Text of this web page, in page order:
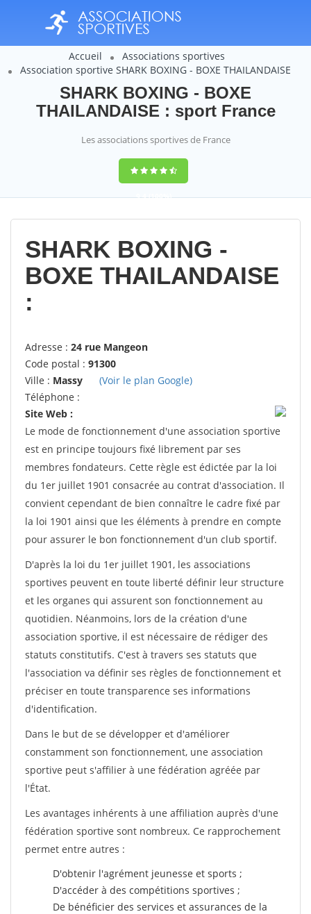
Accueil
Associations sportives
Association sportive SHARK BOXING - BOXE THAILANDAISE
SHARK BOXING - BOXE
THAILANDAISE : sport France
Les associations sportives de France
9,4(100%)
14358votes
SHARK BOXING -
BOXE THAILANDAISE
:
Adresse : 24 rue Mangeon
Code postal : 91300
Ville : Massy
(Voir le plan Google)
Téléphone :
Site Web :
Le mode de fonctionnement d'une association sportive
est en principe toujours fixé librement par ses
membres fondateurs. Cette règle est édictée par la loi
du 1er juillet 1901 consacrée au contrat d'association. Il
convient cependant de bien connaître le cadre fixé par
la loi 1901 ainsi que les éléments à prendre en compte
pour assurer le bon fonctionnement d'un club sportif.
D'après la loi du 1er juillet 1901, les associations
sportives peuvent en toute liberté définir leur structure
et les organes qui assurent son fonctionnement au
quotidien. Néanmoins, lors de la création d'une
association sportive, il est nécessaire de rédiger des
statuts constitutifs. C'est à travers ses statuts que
l'association va définir ses règles de fonctionnement et
préciser en toute transparence ses informations
d'identification.
Dans le but de se développer et d'améliorer
constamment son fonctionnement, une association
sportive peut s'affilier à une fédération agréée par
l'État.
Les avantages inhérents à une affiliation auprès d'une
fédération sportive sont nombreux. Ce rapprochement
permet entre autres :
D'obtenir l'agrément jeunesse et sports ;
D'accéder à des compétitions sportives ;
De bénéficier des services et assurances de la